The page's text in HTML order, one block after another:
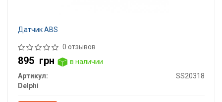
Датчик ABS
0 отзывов
895 грн
в наличии
Артикул:
SS20318
Delphi